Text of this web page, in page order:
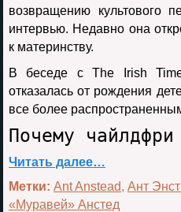
возвращению культового
интервью. Недавно она
к материнству.
В беседе с The Irish
отказалась от рождения
все более
Почему
Читать далее…
Метки: Ant Anstead, Ант
«Муравей» Анстед